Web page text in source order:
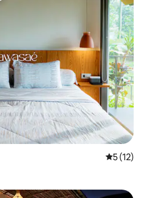
5 (12)